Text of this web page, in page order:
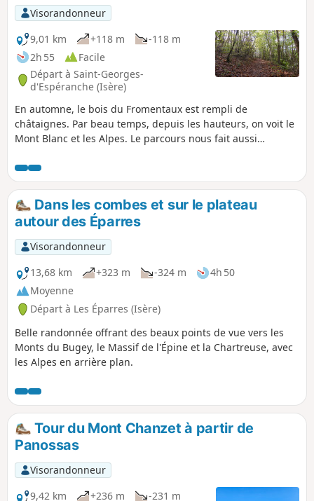
Visorandonneur
9,01 km
+118 m
-118 m
2h 55
Facile
Départ à Saint-Georges-
d'Espéranche (Isère)
En automne, le bois du Fromentaux est rempli de
châtaignes. Par beau temps, depuis les hauteurs, on voit le
Mont Blanc et les Alpes. Le parcours nous fait aussi
Beaume et les Combes, nous fait franchir le petit ruisseau
de La Vesonne et revenir par le paisible étang du By. On
longe aussi de nombreux prés où paissent des chevaux.
Dans les combes et sur le plateau
autour des Éparres
Visorandonneur
13,68 km
+323 m -324 m
4h 50
Moyenne
Départ à Les Éparres (Isère)
Belle randonnée offrant des beaux points de vue vers les
Monts du Bugey, le Massif de l'Épine et la Chartreuse, avec
les Alpes en arrière plan.
Tour du Mont Chanzet à partir de
Panossas
Visorandonneur
9,42 km
+236 m
-231 m